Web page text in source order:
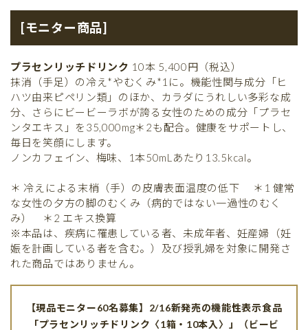
[モニター商品]
プラセンリッチドリンク 10本 5,400円（税込）
抹消（手足）の冷え*やむくみ*1に。機能性関与成分「ヒ
ハツ由来ピペリン類」のほか、カラダにうれしい多彩な成
分、さらにビービーラボが誇る女性のための成分「プラセ
ンタエキス」を35,000mg＊2も配合。健康をサポートし、
毎日を笑顔にします。
ノンカフェイン、梅味、1本50mLあたり13.5kcal。
＊ 冷えによる末梢（手）の皮膚表面温度の低下 ＊1 健常
な女性の夕方の脚のむくみ（病的ではない一過性のむく
み） ＊2 エキス換算
※本品は、疾病に罹患している者、未成年者、妊産婦（妊
娠を計画している者を含む。）及び授乳婦を対象に開発さ
れた商品ではありません。
【現品モニター60名募集】2/16新発売の機能性表示食品
「プラセンリッチドリンク〈1箱・10本入〉」（ビービ